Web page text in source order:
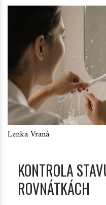
Lenka Vraná
KONTROLA
ROVNÁTKÁCH